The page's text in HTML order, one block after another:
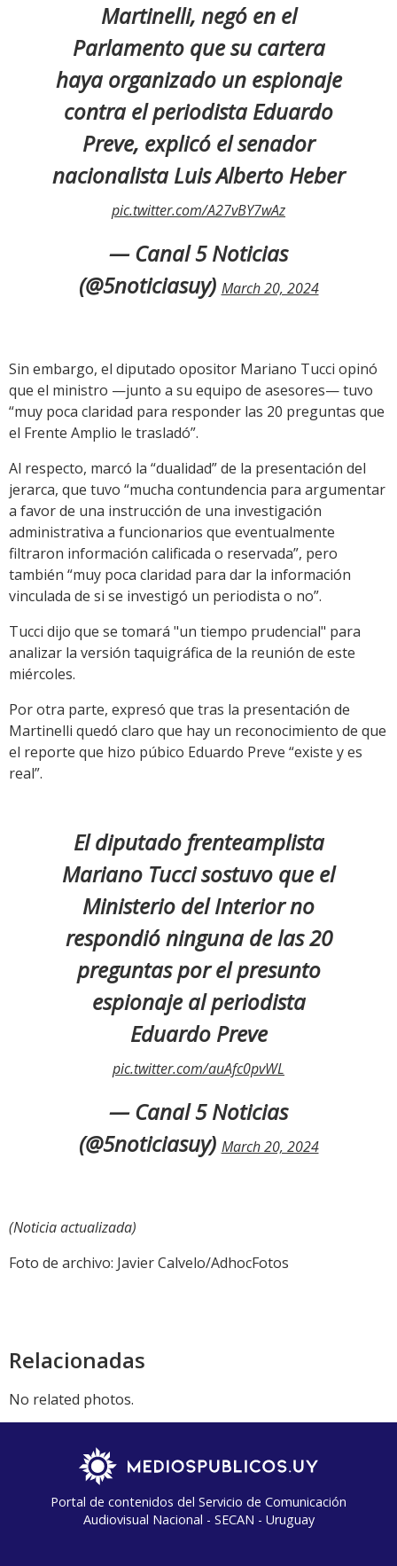
Martinelli, negó en el
Parlamento que su cartera
haya organizado un espionaje
contra el periodista Eduardo
Preve, explicó el senador
nacionalista Luis Alberto Heber
pic.twitter.com/A27vBY7wAz
— Canal 5 Noticias
(@5noticiasuy) March 20, 2024
Sin embargo, el diputado opositor Mariano Tucci opinó
que el ministro —junto a su equipo de asesores— tuvo
“muy poca claridad para responder las 20 preguntas que
el Frente Amplio le trasladó”.
Al respecto, marcó la “dualidad” de la presentación del
jerarca, que tuvo “mucha contundencia para argumentar
a favor de una instrucción de una investigación
administrativa a funcionarios que eventualmente
filtraron información calificada o reservada”, pero
también “muy poca claridad para dar la información
vinculada de si se investigó un periodista o no”.
Tucci dijo que se tomará "un tiempo prudencial" para
analizar la versión taquigráfica de la reunión de este
miércoles.
Por otra parte, expresó que tras la presentación de
Martinelli quedó claro que hay un reconocimiento de que
el reporte que hizo púbico Eduardo Preve “existe y es
real”.
El diputado frenteamplista
Mariano Tucci sostuvo que el
Ministerio del Interior no
respondió ninguna de las 20
preguntas por el presunto
espionaje al periodista
Eduardo Preve
pic.twitter.com/auAfc0pvWL
— Canal 5 Noticias
(@5noticiasuy) March 20, 2024
(Noticia actualizada)
Foto de archivo: Javier Calvelo/AdhocFotos
Relacionadas
No related photos.
Portal de contenidos del Servicio de Comunicación
Audiovisual Nacional - SECAN - Uruguay